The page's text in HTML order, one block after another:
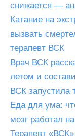
снижается —
Катание на
вызвать
терапевт ВСК
Врач ВСК
летом и
ВСК запустила
Еда для ума:
мозг работал
Терапевт